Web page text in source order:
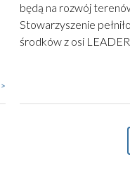
będą na rozwój
Stowarzyszenie
środków z osi